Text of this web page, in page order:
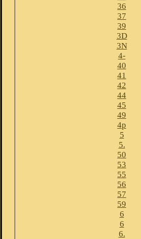
36
37
39
3D
3N
4-
40
41
42
44
45
49
4p
5
5.
50
53
55
56
57
59
6
6
6.